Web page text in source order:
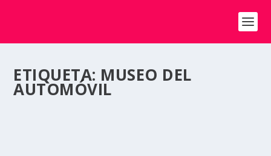
ETIQUETA: MUSEO DEL
AUTOMÓVIL